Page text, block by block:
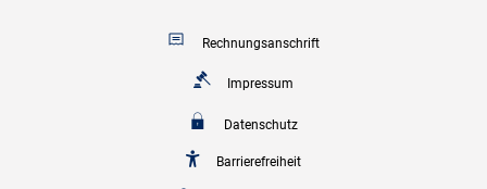
Rechnungsanschrift
Impressum
Datenschutz
Barrierefreiheit